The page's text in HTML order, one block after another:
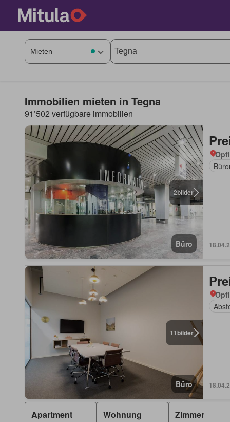
Immobilien mieten in Tegna
91’502 verfügbare immobilien
2bilder
Büro
11bilder
Büro
Apartment Wohnung Zimmer